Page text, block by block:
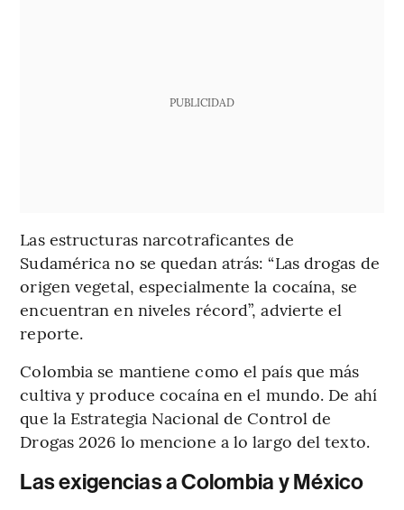
PUBLICIDAD
Las estructuras narcotraficantes de
Sudamérica no se quedan atrás: “Las drogas de
origen vegetal, especialmente la cocaína, se
encuentran en niveles récord”, advierte el
reporte.
Colombia se mantiene como el país que más
cultiva y produce cocaína en el mundo. De ahí
que la Estrategia Nacional de Control de
Drogas 2026 lo mencione a lo largo del texto.
Las exigencias a Colombia y México